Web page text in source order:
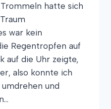
hatte sich
war kein
Regentropfen auf
auf die Uhr zeigte,
also konnte ich
und